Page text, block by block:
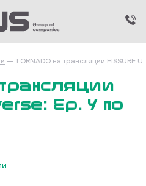
TORNADO на трансляции FISSURE
трансляции
Ep. 4 по